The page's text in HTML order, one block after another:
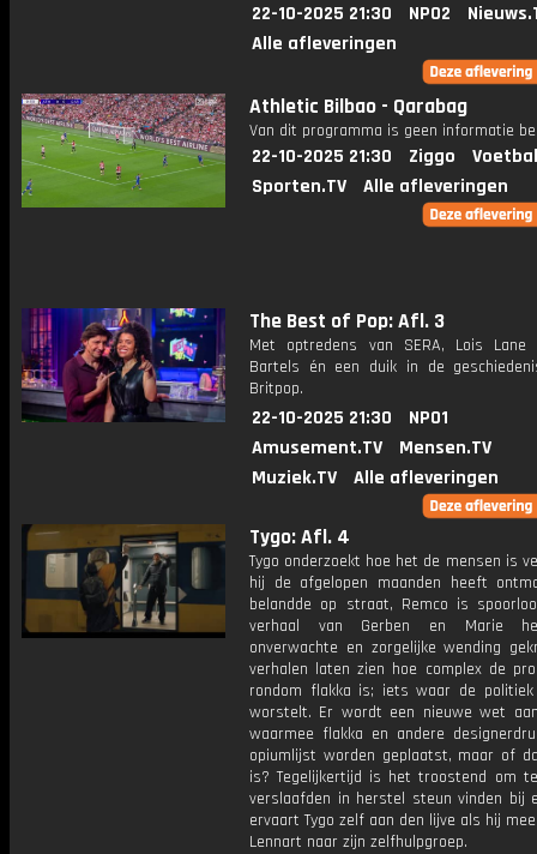
22-10-2025 21:30 NPO2
Alle afleveringen
Athletic Bilbao - Qarabag
Van dit programma is geen informatie
22-10-2025 21:30 Ziggo
Sporten.TV
Alle afleveringen
The Best of Pop: Afl. 3
Met optredens van SERA, Lois Lane
Bartels én een duik in de
Britpop.
22-10-2025 21:30
NPO1
Amusement.TV
Mensen.TV
Muziek.TV
Alle afleveringen
Tygo: Afl. 4
Tygo onderzoekt hoe het de mensen is
hij de afgelopen maanden heeft
belandde op straat, Remco is
verhaal van Gerben en Marie
onverwachte en zorgelijke wending
verhalen laten zien hoe complex de
rondom flakka is; iets waar de
worstelt. Er wordt een nieuwe wet
waarmee flakka en andere
opiumlijst worden geplaatst, maar of
is? Tegelijkertijd is het troostend om
verslaafden in herstel steun vinden bij
ervaart Tygo zelf aan den lijve als hij
Lennart naar zijn zelfhulpgroep.